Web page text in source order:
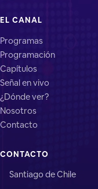
EL CANAL
Programas
Programación
Capítulos
Señal en vivo
¿Dónde ver?
Nosotros
Contacto
CONTACTO
Santiago de Chile